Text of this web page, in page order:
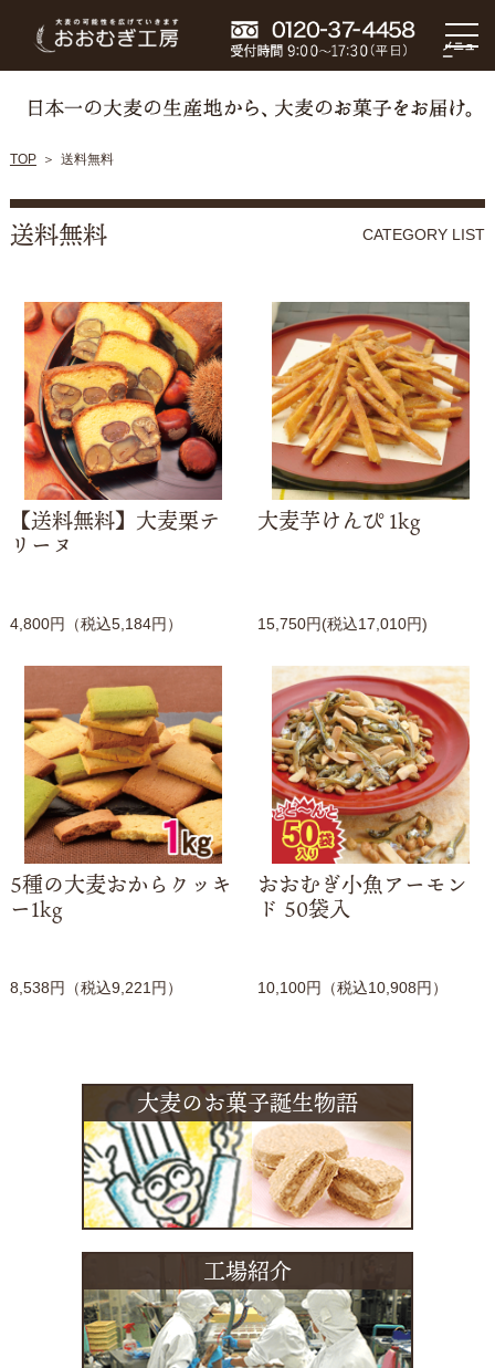
メニュ
ー
TOP 送料無料
送料無料 CATEGORY LIST
【送料無料】大麦栗テ
リーヌ
4,800円（税込5,184円）
大麦芋けんぴ 1kg
15,750円(税込17,010円)
5種の大麦おからクッキ
ー1kg
8,538円（税込9,221円）
おおむぎ小魚アーモン
ド 50袋入
10,100円（税込10,908円）
大麦のお菓子誕生物語
工場紹介